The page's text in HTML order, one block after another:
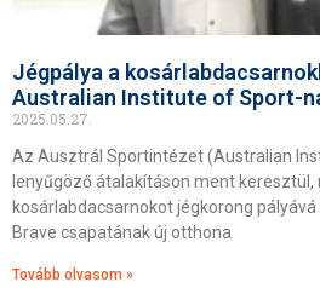
Jégpálya a
Australian Institute of Sport-
2025.05.27.
Az Ausztrál Sportintézet (Australian
lenyűgöző átalakításon ment keresztül,
kosárlabdacsarnokot jégkorong
Brave csapatának új otthona
Tovább olvasom »